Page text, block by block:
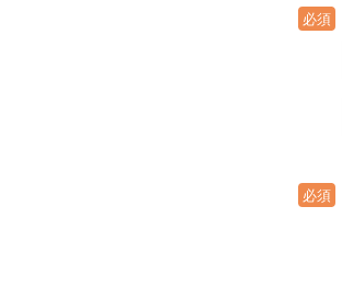
必須
必須